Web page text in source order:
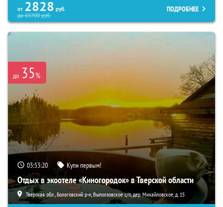
от 2828 руб.
до65700руб.
ПОДРОБНЕЕ
до 35%
03:53:19 Купи первым!
Отдых в экоотеле «Киногородок» в Тверской области
Тверская обл., Бологовский р-н, Выползовское с/п, дер. Михайловское, д. 15